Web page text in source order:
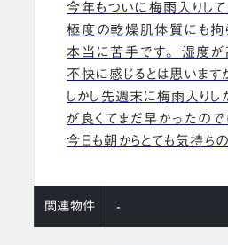
今年もついに梅雨入りして
極度の乾燥肌体質にも拘
本当に苦手です。 湿度が
不快に感じるとは思います
しかし先週末に梅雨入りし
が良くてまだ早かったので
今日も朝からとても気持
関連物件 -